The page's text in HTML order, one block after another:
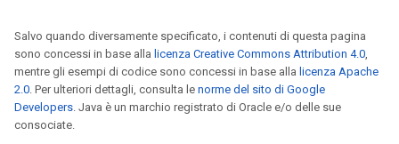
Salvo quando diversamente specificato, i contenuti di questa pagina
sono concessi in base alla licenza Creative Commons Attribution 4.0,
mentre gli esempi di codice sono concessi in base alla licenza Apache
2.0. Per ulteriori dettagli, consulta le norme del sito di Google
Developers. Java è un marchio registrato di Oracle e/o delle sue
consociate.